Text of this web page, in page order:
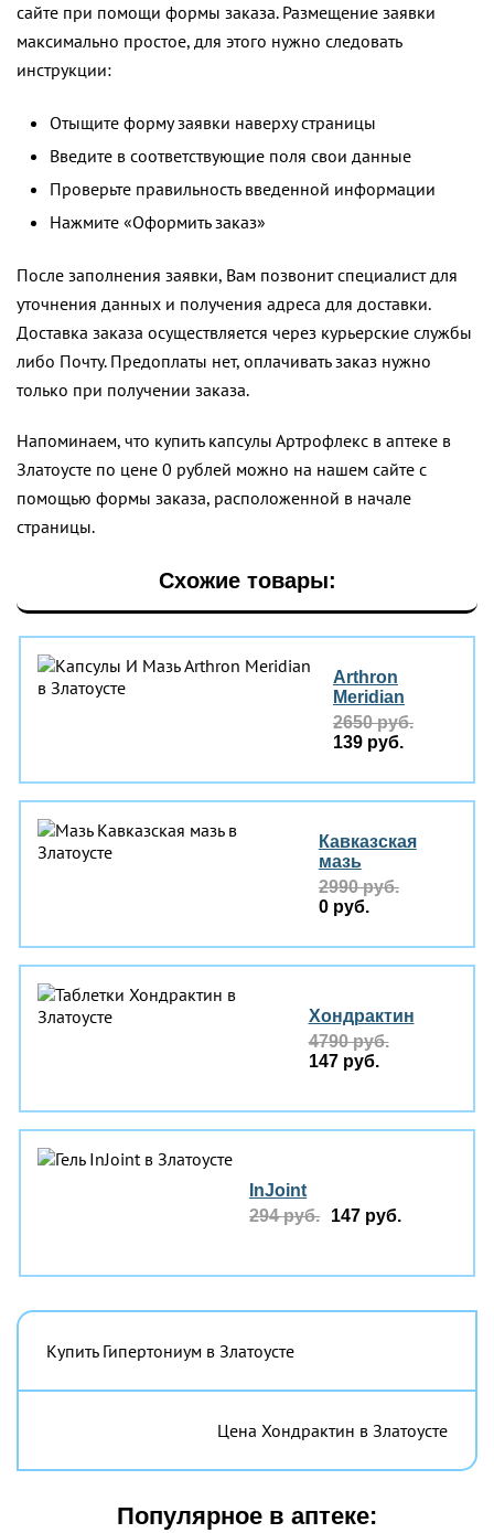
сайте при помощи формы заказа. Размещение заявки
максимально простое, для этого нужно следовать
инструкции:
Отыщите форму заявки наверху страницы
Введите в соответствующие поля свои данные
Проверьте правильность введенной информации
Нажмите «Оформить заказ»
После заполнения заявки, Вам позвонит специалист для
уточнения данных и получения адреса для доставки.
Доставка заказа осуществляется через курьерские службы
либо Почту. Предоплаты нет, оплачивать заказ нужно
только при получении заказа.
Напоминаем, что купить капсулы Артрофлекс в аптеке в
Златоусте по цене 0 рублей можно на нашем сайте с
помощью формы заказа, расположенной в начале
страницы.
Схожие товары:
Arthron
Meridian
2650 руб.
139 руб.
Кавказская
мазь
2990 руб.
0 руб.
Хондрактин
4790 руб.
147 руб.
InJoint
294 руб.
147 руб.
Купить Гипертониум в Златоусте
Цена Хондрактин в Златоусте
Популярное в аптеке: